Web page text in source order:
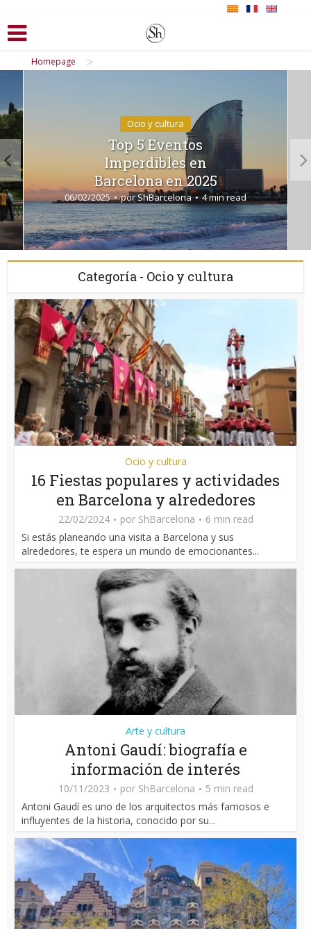
Homepage >
Ocio y cultura
Top 5 Eventos
Imperdibles en
Barcelona en 2025
06/02/2025 porShBarcelona 4 min read
Categoría - Ocio y cultura
Ocio y cultura
16 Fiestas populares y actividades
en Barcelona y alrededores
22/02/2024 por ShBarcelona
6 min read
Si estás planeando una visita a Barcelona y sus
alrededores, te espera un mundo de emocionantes...
Arte y cultura
Antoni Gaudí: biografía e
información de interés
10/11/2023 por ShBarcelona
5 min read
Antoni Gaudí es uno de los arquitectos más famosos e
influyentes de la historia, conocido por su...